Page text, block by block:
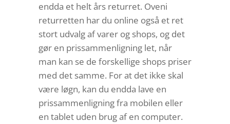
endda et helt års returret. Oveni
returretten har du online også et ret
stort udvalg af varer og shops, og det
gør en prissammenligning let, når
man kan se de forskellige shops priser
med det samme. For at det ikke skal
være løgn, kan du endda lave en
prissammenligning fra mobilen eller
en tablet uden brug af en computer.